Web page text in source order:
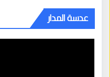
عدسة المدار